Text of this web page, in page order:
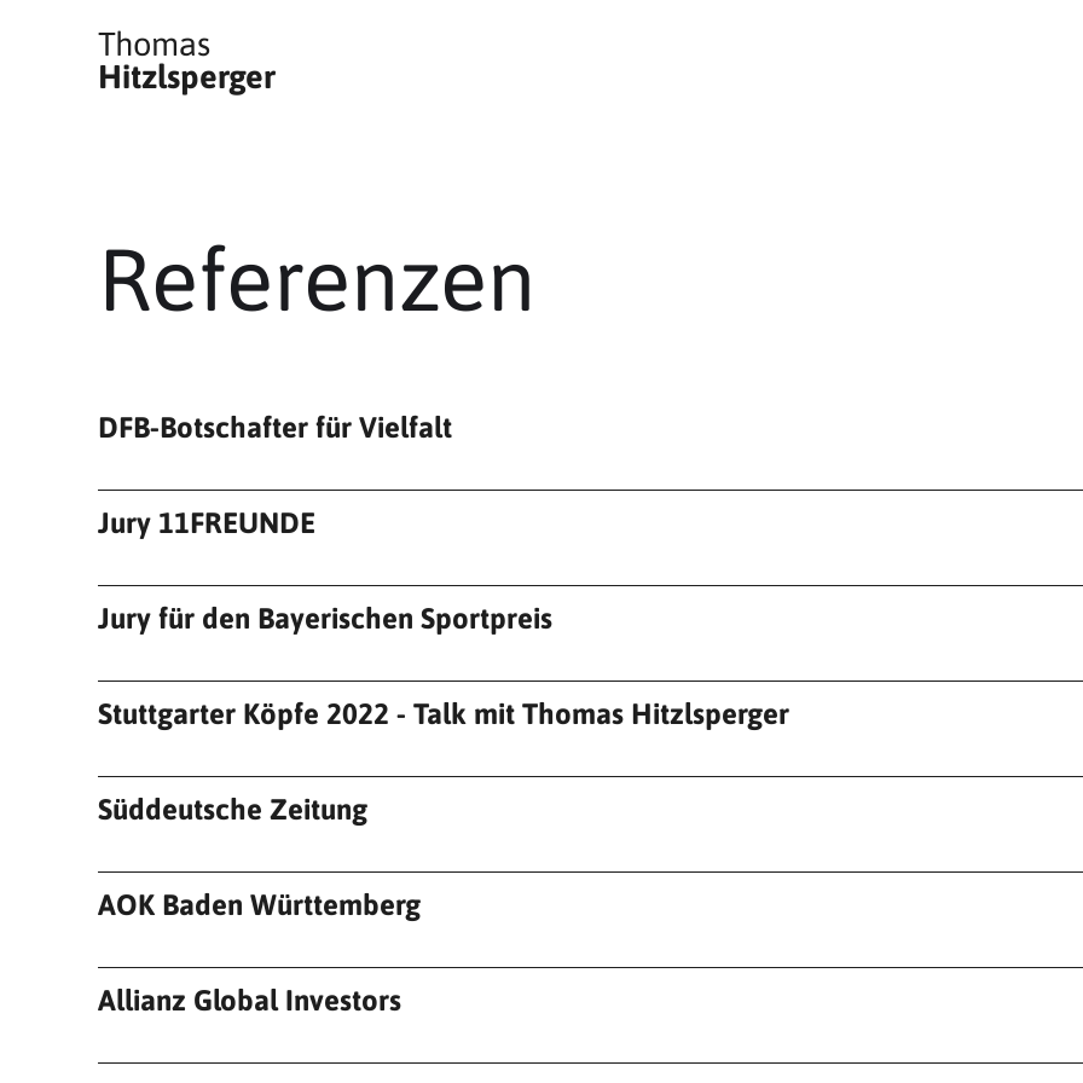
Thomas
Hitzlsperger
Referenzen
DFB-Botschafter für Vielfalt
Jury 11FREUNDE
Jury für den Bayerischen Sportpreis
Stuttgarter Köpfe 2022 - Talk mit Thomas Hitzlsperger
Süddeutsche Zeitung
AOK Baden Württemberg
Allianz Global Investors